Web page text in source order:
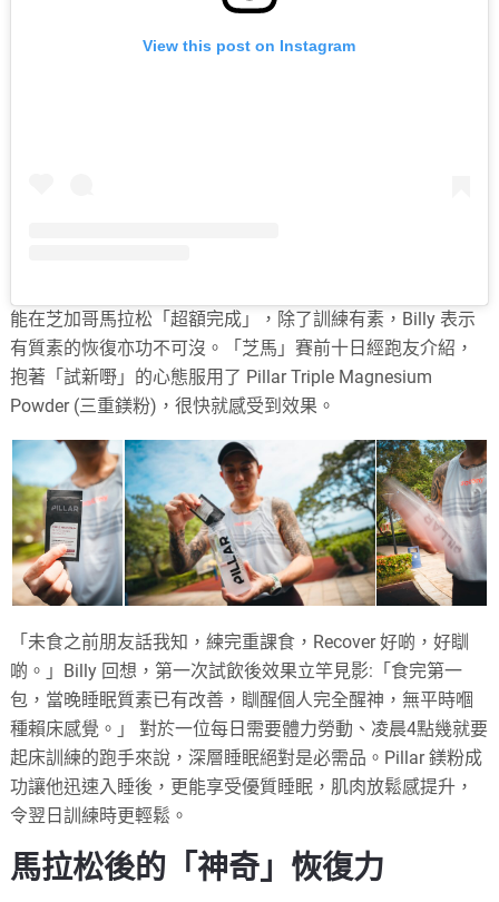
View this post on Instagram
能在芝加哥馬拉松「超額完成」，除了訓練有素，Billy 表示
有質素的恢復亦功不可沒。「芝馬」賽前十日經跑友介紹，
抱著「試新嘢」的心態服用了 Pillar Triple Magnesium
Powder (三重鎂粉)，很快就感受到效果。
「未食之前朋友話我知，練完重課食，Recover 好啲，好瞓
啲。」Billy 回想，第一次試飲後效果立竿見影:「食完第一
包，當晚睡眠質素已有改善，瞓醒個人完全醒神，無平時嗰
種賴床感覺。」 對於一位每日需要體力勞動、凌晨4點幾就要
起床訓練的跑手來說，深層睡眠絕對是必需品。Pillar 鎂粉成
功讓他迅速入睡後，更能享受優質睡眠，肌肉放鬆感提升，
令翌日訓練時更輕鬆。
馬拉松後的「神奇」恢復力